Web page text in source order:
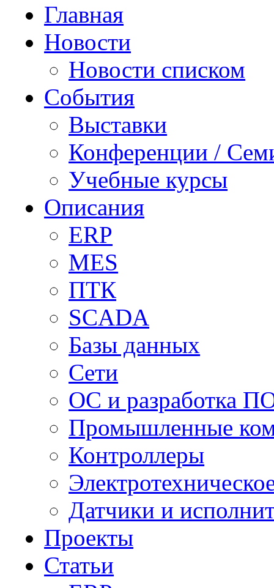
Главная
Новости
Новости списком
События
Выставки
Конференции /
Учебные курсы
Описания
ERP
MES
ПТК
SCADA
Базы данных
Сети
ОС и разработка
Промышленные
Контроллеры
Датчики и
Проекты
Статьи